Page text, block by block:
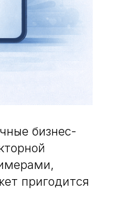
бизнес-
пригодится